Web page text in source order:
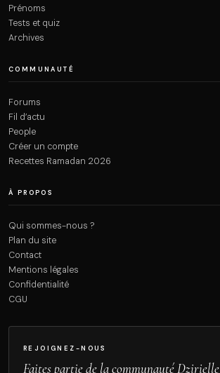
Prénoms
Tests et quiz
Archives
COMMUNAUTÉ
Forums
Fil d’actu
People
Créer un compte
Recettes Ramadan 2026
À PROPOS
Qui sommes-nous ?
Plan du site
Contact
Mentions légales
Confidentialité
CGU
REJOIGNEZ-NOUS
Faites partie de la communauté Dzirielle